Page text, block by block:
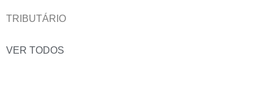
TRIBUTÁRIO
VER TODOS